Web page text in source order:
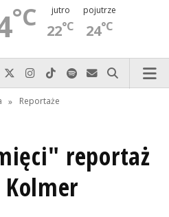
°C jutro
22°C
pojutrze
24°C
po prostu do nas zadzwoń
Odwiedź nas na Facebook-u
Odwiedź nas na X
Odwiedź nas na Instagram-ie
Odwiedź nas na TikTok-u
Szukaj nas na Spotify
Wyślij do nas
Szukaj
» Reportaże
reportaż